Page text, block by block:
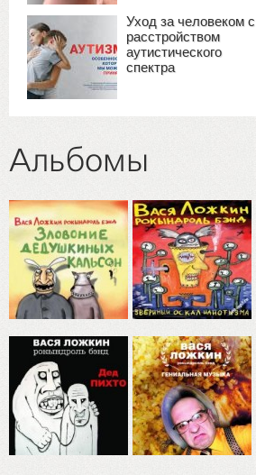
Уход за человеком с
расстройством
аутистического
спектра
Альбомы